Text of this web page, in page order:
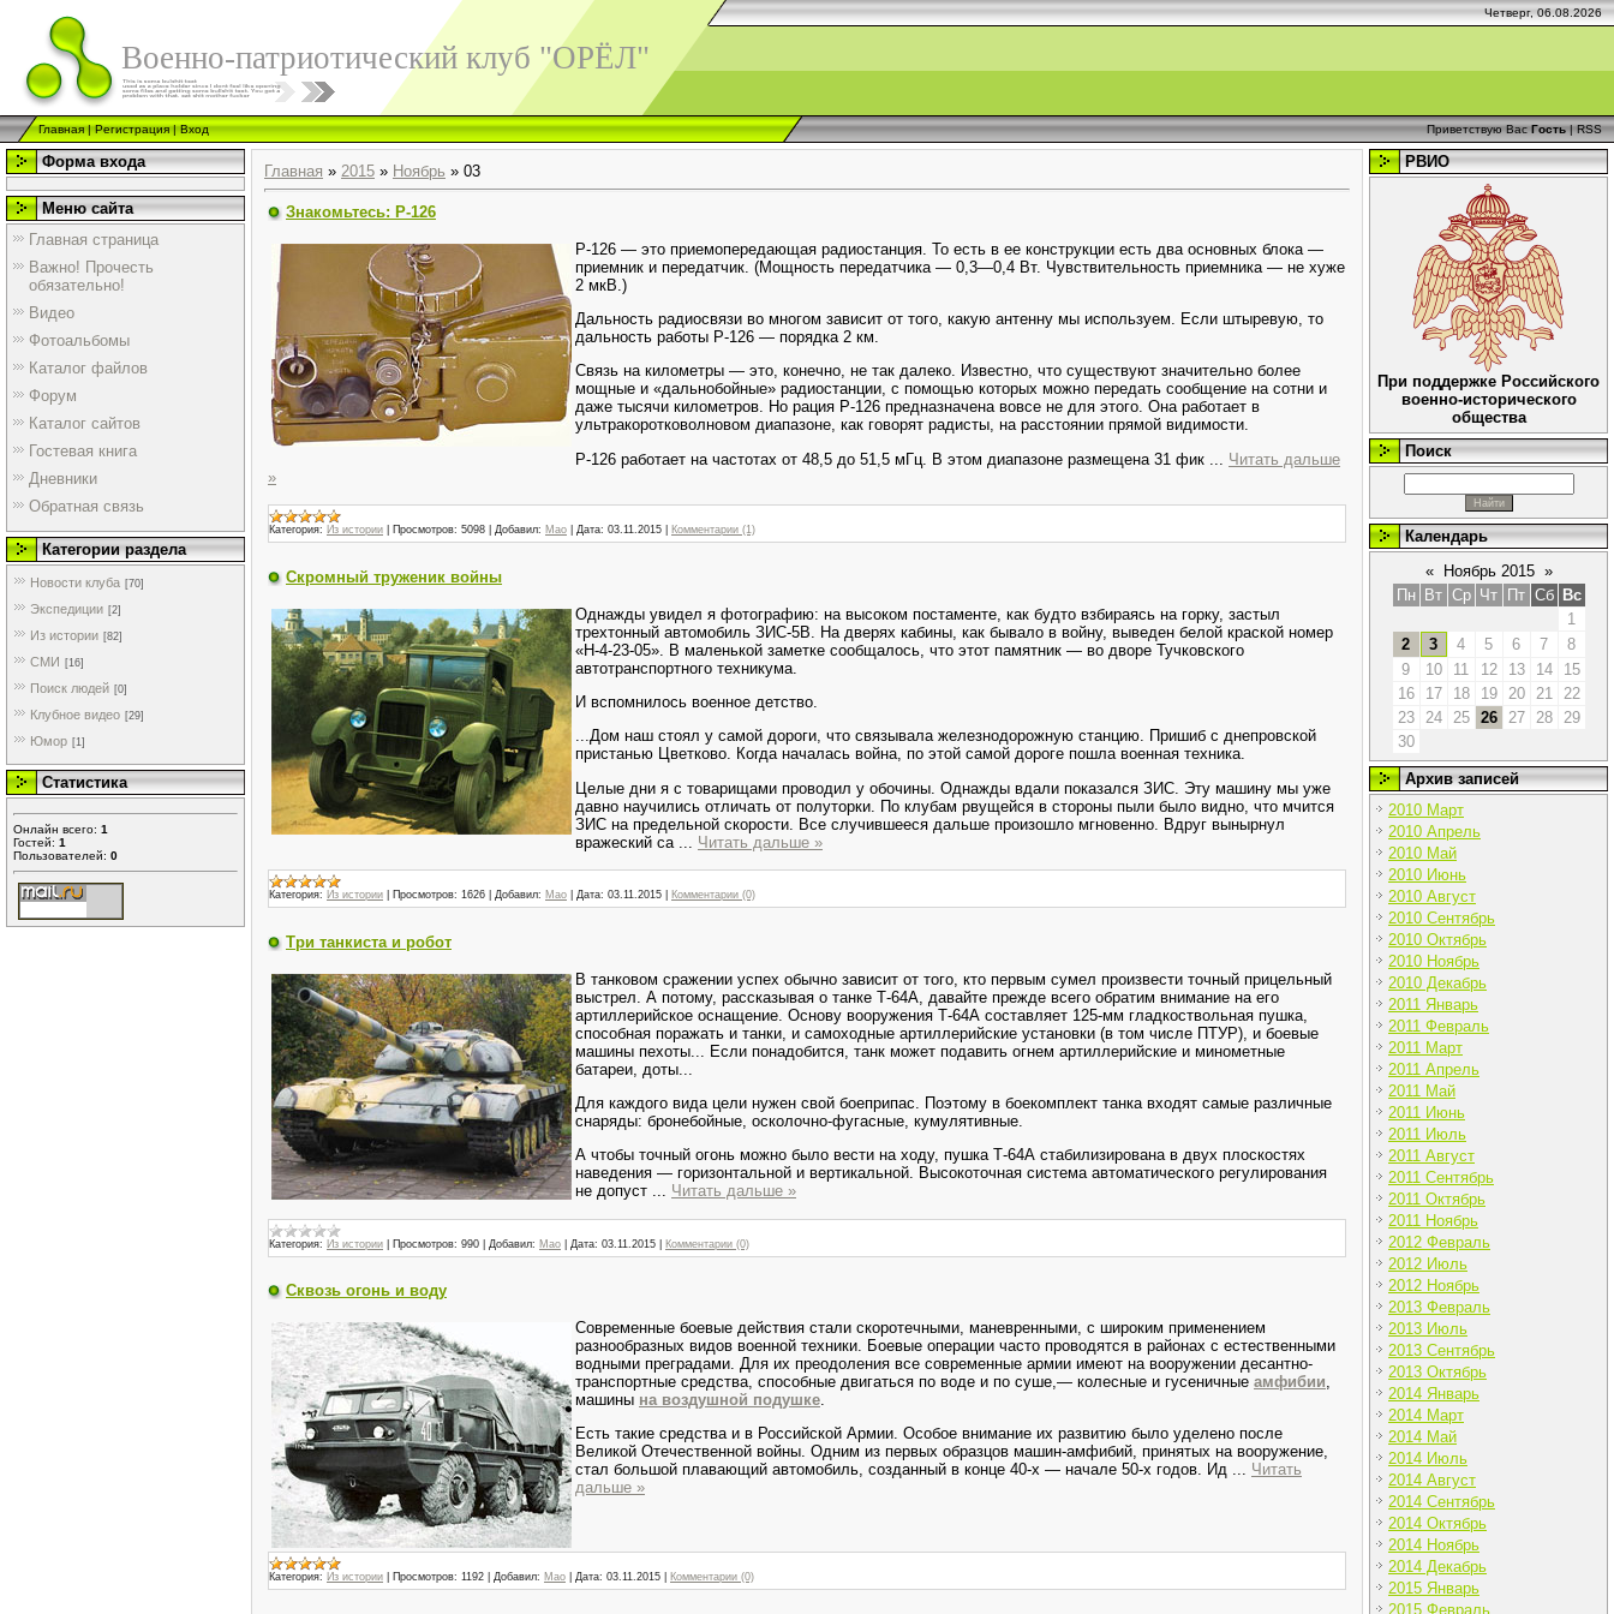
Четверг, 06.08.2026
Военно-патриотический клуб "ОРЁЛ"
Главная|Регистрация|Вход Приветствую Вас Гость|RSS
Форма входа
Меню сайта
Главная страница
Важно! Прочесть
обязательно!
Видео
Фотоальбомы
Каталог файлов
Форум
Каталог сайтов
Гостевая книга
Дневники
Обратная связь
Категории раздела
Новости клуба [70]
Экспедиции [2]
Из истории [82]
СМИ [16]
Поиск людей [0]
Клубное видео [29]
Юмор [1]
Статистика
Онлайн всего: 1
Гостей: 1
Пользователей: 0
Главная » 2015 » Ноябрь » 03
Знакомьтесь: Р-126
Р-126 — это приемопередающая радиостанция. То есть в ее конструкции есть два основных блока —
приемник и передатчик. (Мощность передатчика — 0,3—0,4 Вт. Чувствительность приемника — не хуже
2 мкВ.)
Дальность радиосвязи во многом зависит от того, какую антенну мы используем. Если штыревую, то
дальность работы Р-126 — порядка 2 км.
Связь на километры — это, конечно, не так далеко. Известно, что существуют значительно более
мощные и «дальнобойные» радиостанции, с помощью которых можно передать сообщение на сотни и
даже тысячи километров. Но рация Р-126 предназначена вовсе не для этого. Она работает в
ультракоротковолновом диапазоне, как говорят радисты, на расстоянии прямой видимости.
Р-126 работает на частотах от 48,5 до 51,5 мГц. В этом диапазоне размещена 31 фик
Читать дальше
»
Категория: Из истории Просмотров: 5098 Добавил: Mao Дата: 03.11.2015 Комментарии (1)
Скромный труженик войны
Однажды увидел я фотографию: на высоком постаменте, как будто взбираясь на горку, застыл
трехтонный автомобиль ЗИС-5В. На дверях кабины, как бывало в войну, выведен белой краской номер
«Н-4-23-05». В маленькой заметке сообщалось, что этот памятник — во дворе Тучковского
автотранспортного техникума.
И вспомнилось военное детство.
...Дом наш стоял у самой дороги, что связывала железнодорожную станцию. Пришиб с днепровской
пристанью Цветково. Когда началась война, по этой самой дороге пошла военная техника.
Целые дни я с товарищами проводил у обочины. Однажды вдали показался ЗИС. Эту машину мы уже
давно научились отличать от полуторки. По клубам рвущейся в стороны пыли было видно, что мчится
ЗИС на предельной скорости. Все случившееся дальше произошло мгновенно. Вдруг вынырнул
вражеский са
Читать дальше »
Категория: Из истории Просмотров: 1626 Добавил: Mao Дата: 03.11.2015 Комментарии (0)
Три танкиста и робот
В танковом сражении успех обычно зависит от того, кто первым сумел произвести точный прицельный
выстрел. А потому, рассказывая о танке Т-64А, давайте прежде всего обратим внимание на его
артиллерийское оснащение. Основу вооружения Т-64А составляет 125-мм гладкоствольная пушка,
способная поражать и танки, и самоходные артиллерийские установки (в том числе ПТУР), и боевые
машины пехоты... Если понадобится, танк может подавить огнем артиллерийские и минометные
батареи, доты...
Для каждого вида цели нужен свой боеприпас. Поэтому в боекомплект танка входят самые различные
снаряды: бронебойные, осколочно-фугасные, кумулятивные.
А чтобы точный огонь можно было вести на ходу, пушка Т-64А стабилизирована в двух плоскостях
наведения — горизонтальной и вертикальной. Высокоточная система автоматического регулирования
не допуст ... Читать дальше »
Категория: Из истории Просмотров: 990 Добавил: Mao Дата: 03.11.2015 Комментарии (0)
Сквозь огонь и воду
Современные боевые действия стали скоротечными, маневренными, с широким применением
разнообразных видов военной техники. Боевые операции часто проводятся в районах с естественными
водными преградами. Для их преодоления все современные армии имеют на вооружении десантно-
транспортные средства, способные двигаться по воде и по суше,— колесные и гусеничные амфибии
машины на воздушной подушке
Есть такие средства и в Российской Армии. Особое внимание их развитию было уделено после
Великой Отечественной войны. Одним из первых образцов машин-амфибий, принятых на вооружение,
стал большой плавающий автомобиль, созданный в конце 40-х — начале 50-х годов. Ид
Читать
дальше »
Категория: Из истории Просмотров: 1192 Добавил: Mao Дата: 03.11.2015 Комментарии (0)
РВИО
При поддержке Российского
военно-исторического
общества
Поиск
Календарь
«
Ноябрь 2015 »
Пн
Вт Ср Чт Пт Сб
Вс
1
2
3 4 5 6 7
8
9
10 11 12 13 14
15
16
17 18 19 20 21
22
23
24 25 26 27 28
29
30
Архив записей
2010 Март
2010 Апрель
2010 Май
2010 Июнь
2010 Август
2010 Сентябрь
2010 Октябрь
2010 Ноябрь
2010 Декабрь
2011 Январь
2011 Февраль
2011 Март
2011 Апрель
2011 Май
2011 Июнь
2011 Июль
2011 Август
2011 Сентябрь
2011 Октябрь
2011 Ноябрь
2012 Февраль
2012 Июль
2012 Ноябрь
2013 Февраль
2013 Июль
2013 Сентябрь
2013 Октябрь
2014 Январь
2014 Март
2014 Май
2014 Июль
2014 Август
2014 Сентябрь
2014 Октябрь
2014 Ноябрь
2014 Декабрь
2015 Январь
2015 Февраль